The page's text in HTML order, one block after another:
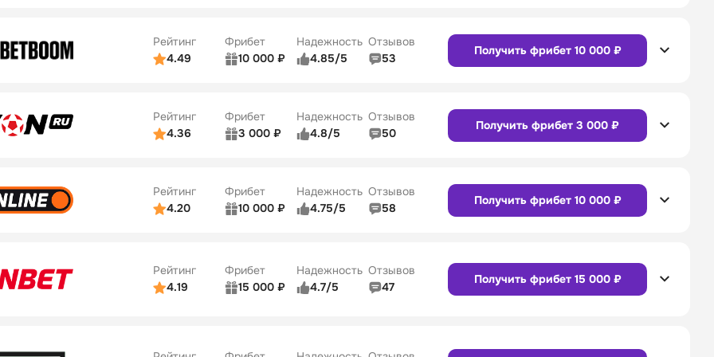
5/5
Сайт Приложение
Рейтинг
4.49
Фрибет
10 000 ₽
Надежность
4.85/5
Отзывов
53
Получить фрибет 10 000 ₽
5/5
Сайт Приложение
Рейтинг
4.36
Фрибет
3 000 ₽
Надежность
4.8/5
Отзывов
50
Получить фрибет 3 000 ₽
4/5
Рейтинг
4.20
Фрибет
10 000 ₽
Надежность
4.75/5
Отзывов
58
Получить фрибет 10 000 ₽
5/5Рейтинг
4.19
Фрибет
15 000 ₽
Надежность
4.7/5
Отзывов
47
Получить фрибет 15 000 ₽